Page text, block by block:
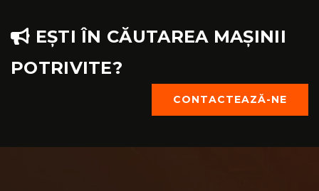
EȘTI ÎN CĂUTAREA MAȘINII
POTRIVITE?
CONTACTEAZĂ-NE